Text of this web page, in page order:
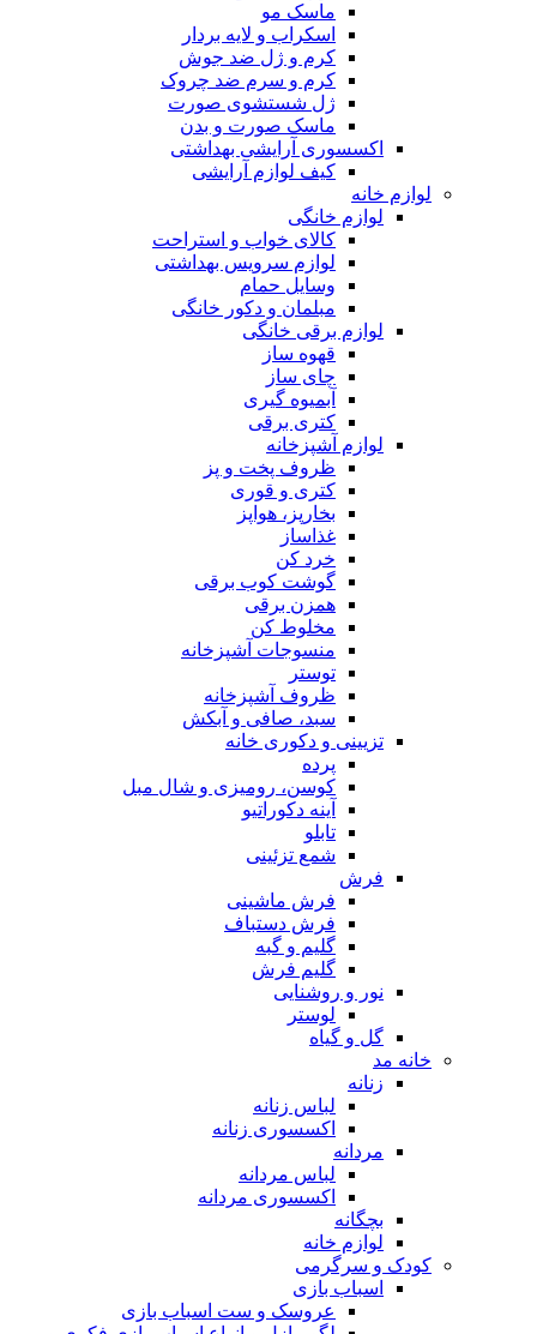
ماسک مو
اسکراب و لایه بردار
کرم و ژل ضد جوش
کرم و سرم ضد چروک
ژل شستشوی صورت
ماسک صورت و بدن
اکسسوری آرایشی بهداشتی
کیف لوازم آرایشی
لوازم خانه
لوازم خانگی
کالای خواب و استراحت
لوازم سرویس بهداشتی
وسایل حمام
مبلمان و دکور خانگی
لوازم برقی خانگی
قهوه ساز
چای ساز
آبمیوه گیری
کتری برقی
لوازم آشپزخانه
ظروف پخت و پز
کتری و قوری
بخارپز، هواپز
غذاساز
خرد کن
گوشت کوب برقی
همزن برقی
مخلوط کن
منسوجات آشپزخانه
توستر
ظروف آشپزخانه
سبد، صافی و آبکش
تزیینی و دکوری خانه
پرده
کوسن، رومیزی و شال مبل
آینه دکوراتیو
تابلو
شمع تزئینی
فرش
فرش ماشینی
فرش دستباف
گلیم و گبه
گلیم فرش
نور و روشنایی
لوستر
گل و گیاه
خانه مد
زنانه
لباس زنانه
اکسسوری زنانه
مردانه
لباس مردانه
اکسسوری مردانه
بچگانه
لوازم خانه
کودک و سرگرمی
اسباب بازی
عروسک و ست اسباب بازی